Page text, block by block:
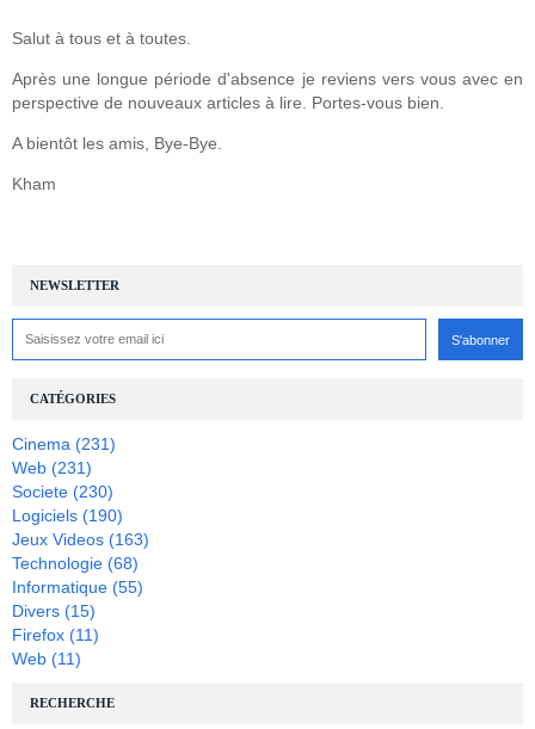
NEWSLETTER
RECHERCHE
CATÉGORIES
Cinema (231)
Web (231)
Societe (230)
Logiciels (190)
Jeux Videos (163)
Technologie (68)
Informatique (55)
Divers (15)
Firefox (11)
Web (11)
Salut à tous et à toutes.
Après une longue période d'absence je reviens vers vous avec en
perspective de nouveaux articles à lire. Portes-vous bien.
A bientôt les amis, Bye-Bye.
Kham